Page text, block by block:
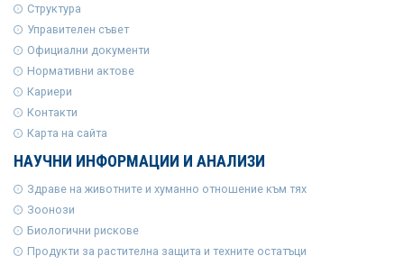
Структура
Управителен съвет
Официални документи
Нормативни актове
Кариери
Контакти
Карта на сайта
НАУЧНИ ИНФОРМАЦИИ И АНАЛИЗИ
Здраве на животните и хуманно отношение към тях
Зоонози
Биологични рискове
Продукти за растителна защита и техните остатъци